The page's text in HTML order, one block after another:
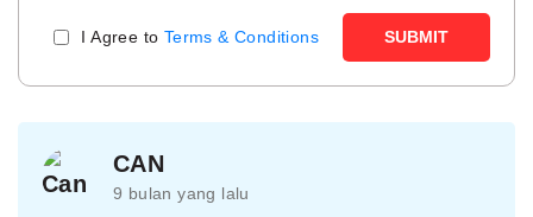
I Agree to Terms & Conditions SUBMIT
CAN
9 bulan yang lalu